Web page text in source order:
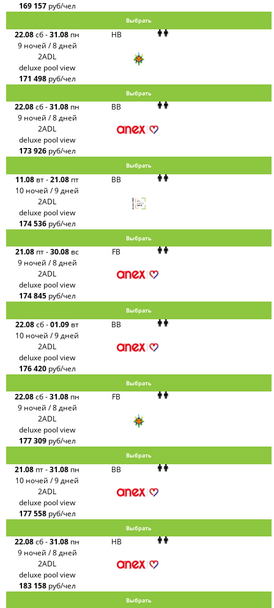
169 157 руб/чел
Выбрать
22.08сб-31.08 пн
9 ночей / 8 дней
HB
2ADL
deluxe pool view
171 498 руб/чел
Выбрать
22.08сб-31.08 пн
9 ночей / 8 дней
BB
2ADL
deluxe pool view
173 926 руб/чел
Выбрать
11.08 вт-21.08 пт
10 ночей / 9 дней
BB
2ADL
deluxe pool view
174 536 руб/чел
Выбрать
21.08 пт-30.08 вс
9 ночей / 8 дней
FB
2ADL
deluxe pool view
174 845 руб/чел
Выбрать
22.08сб-01.09 вт
10 ночей / 9 дней
BB
2ADL
deluxe pool view
176 420 руб/чел
Выбрать
22.08сб-31.08 пн
9 ночей / 8 дней
FB
2ADL
deluxe pool view
177 309 руб/чел
Выбрать
21.08 пт-31.08 пн
10 ночей / 9 дней
BB
2ADL
deluxe pool view
177 558 руб/чел
Выбрать
22.08сб-31.08 пн
9 ночей / 8 дней
HB
2ADL
deluxe pool view
183 158 руб/чел
Выбрать